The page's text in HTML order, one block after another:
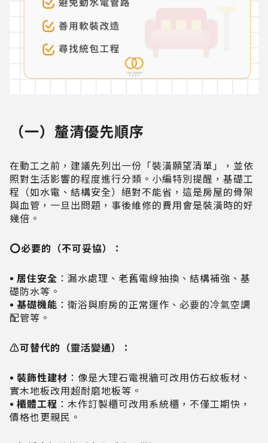
（一）釐清優先順序
在動工之前，建議先列出一份「裝潢願望清單」，並依
照對生活影響的程度進行分類。小編特別提醒，基礎工
程（如水電、結構安全）絕對不能省，這是房屋的骨架
與血管，一旦出問題，事後維修的費用會是裝潢時的好
幾倍。
⭕️必要的（不可妥協）：
• 居住安全 ：漏水處理、老舊電線抽換、結構補強、基
礎防水等。
• 基礎機能 ：衛浴與廚房的正常運作、必要的冷氣空調
配管等。
⚠️可替代的（靈活變通）：
• 裝飾性建材 ：像是大理石電視牆可改用仿石紋板材、
實木地板改用超耐磨地板等。
• 櫃體工程 ：木作訂製櫃可改用系統櫃，不僅工期快，
價格也更親民。